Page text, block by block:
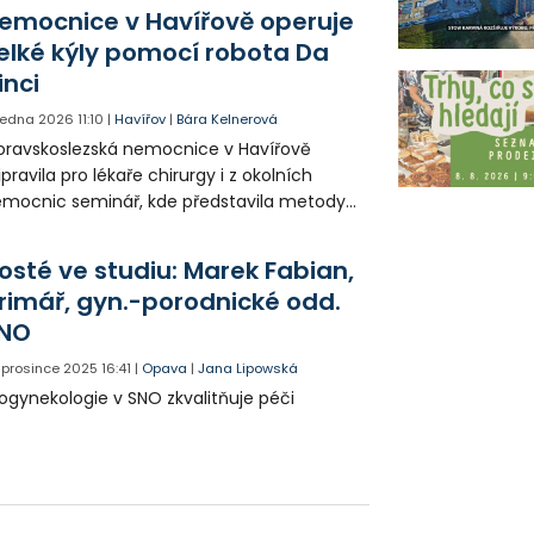
v Havířově operuje
kýly pomocí robota Da
2026 11:10 |Havířov |Bára Kelnerová
nemocnice v Havířově
pro lékaře chirurgy i z okolních
seminář, kde představila metody
republice zcela běžné.
ve studiu: Marek Fabian,
gyn.-porodnické odd.
prosince 2025 16:41 | Opava |Jana Lipowská
v SNO zkvalitňuje péči